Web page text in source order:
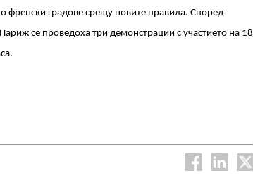
френски градове срещу новите правила. Според
се проведоха три демонстрации с участието на 18